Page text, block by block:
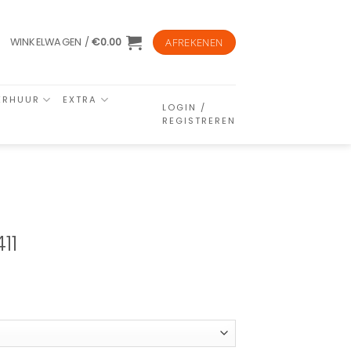
WINKELWAGEN /€0.00 AFREKENEN
EXTRA
LOGIN /
REGISTREREN